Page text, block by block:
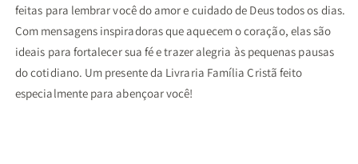
feitas para lembrar você do amor e cuidado de Deus todos os dias.
Com mensagens inspiradoras que aquecem o coração, elas são
ideais para fortalecer sua fé e trazer alegria às pequenas pausas
do cotidiano. Um presente da Livraria Família Cristã feito
especialmente para abençoar você!